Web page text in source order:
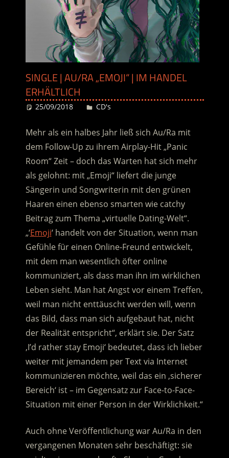
SINGLE | AU/RA „EMOJI“ | IM HANDEL
ERHÄLTLICH
25/09/2018 Desiree
CD's
Mehr als ein halbes Jahr ließ sich Au/Ra mit
dem Follow-Up zu ihrem Airplay-Hit „Panic
Room“ Zeit – doch das Warten hat sich mehr
als gelohnt: mit „Emoji“ liefert die junge
Sängerin und Songwriterin mit den grünen
Haaren einen ebenso smarten wie catchy
Beitrag zum Thema „virtuelle Dating-Welt“.
„‘Emoji‘ handelt von der Situation, wenn man
Gefühle für einen Online-Freund entwickelt,
mit dem man wesentlich öfter online
kommuniziert, als dass man ihn im wirklichen
Leben sieht. Man hat Angst vor einem Treffen,
weil man nicht enttäuscht werden will, wenn
das Bild, dass man sich aufgebaut hat, nicht
der Realität entspricht“, erklärt sie. Der Satz
‚I’d rather stay Emoji‘ bedeutet, dass ich lieber
weiter mit jemandem per Text via Internet
kommunizieren möchte, weil das ein ‚sicherer
Bereich‘ ist – im Gegensatz zur Face-to-Face-
Situation mit einer Person in der Wirklichkeit.“
Auch ohne Veröffentlichung war Au/Ra in den
vergangenen Monaten sehr beschäftigt: sie